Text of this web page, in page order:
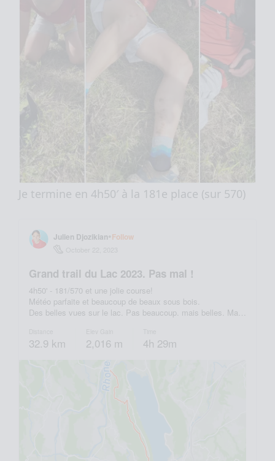
Je termine en 4h50′ à la 181e place (sur 570)